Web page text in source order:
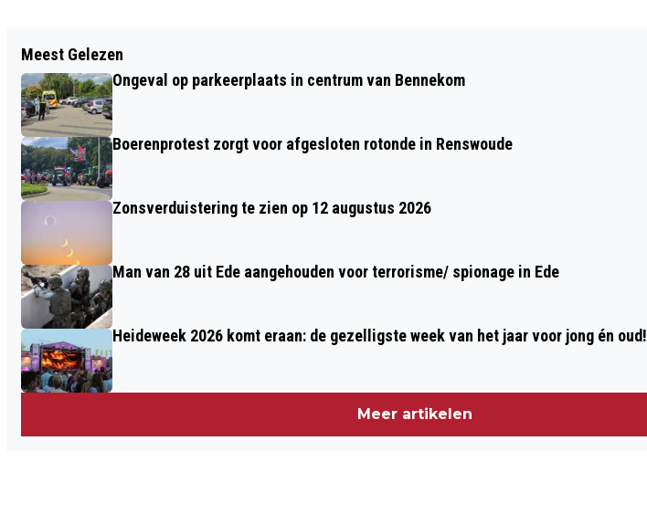
CBR WIL DAT TWEE RIJSCHOLEN
BEPALEN OF IEMAND MAG AFRIJDEN
HET JAAR 2022
Meest Gelezen
Ongeval op parkeerplaats in centrum van Bennekom
Boerenprotest zorgt voor afgesloten rotonde in Renswoude
Zonsverduistering te zien op 12 augustus 2026
Man van 28 uit Ede aangehouden voor terrorisme/ spionage in Ede
Heideweek 2026 komt eraan: de gezelligste week van het jaar voor jong én oud!
Meer artikelen